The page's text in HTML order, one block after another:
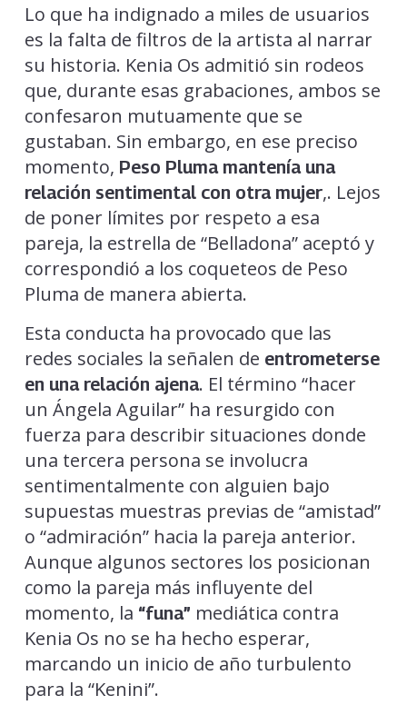
Lo que ha indignado a miles de usuarios
es la falta de filtros de la artista al narrar
su historia. Kenia Os admitió sin rodeos
que, durante esas grabaciones, ambos se
confesaron mutuamente que se
gustaban. Sin embargo, en ese preciso
momento, Peso Pluma mantenía una
relación sentimental con otra mujer,. Lejos
de poner límites por respeto a esa
pareja, la estrella de “Belladona” aceptó y
correspondió a los coqueteos de Peso
Pluma de manera abierta.
Esta conducta ha provocado que las
redes sociales la señalen de entrometerse
en una relación ajena. El término “hacer
un Ángela Aguilar” ha resurgido con
fuerza para describir situaciones donde
una tercera persona se involucra
sentimentalmente con alguien bajo
supuestas muestras previas de “amistad”
o “admiración” hacia la pareja anterior.
Aunque algunos sectores los posicionan
como la pareja más influyente del
momento, la “funa” mediática contra
Kenia Os no se ha hecho esperar,
marcando un inicio de año turbulento
para la “Kenini”.